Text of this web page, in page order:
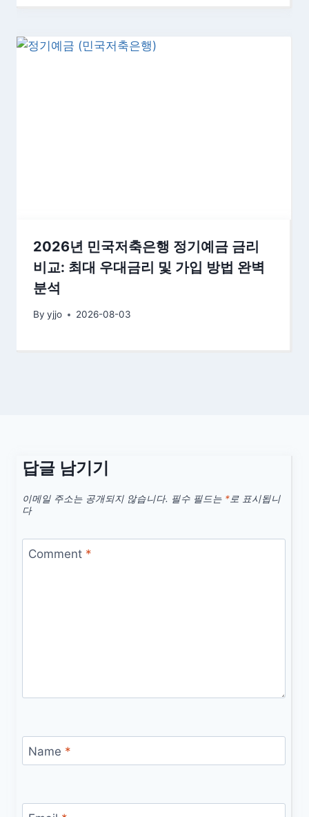
2026년 민국저축은행 정기예금 금리
비교: 최대 우대금리 및 가입 방법 완벽
분석
By yjjo 2026-08-03
답글 남기기
이메일 주소는 공개되지 않습니다. 필수 필드는 *로 표시됩니
다
Comment *
Name *